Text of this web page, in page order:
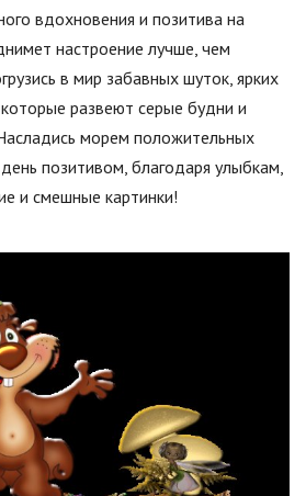
вдохновения и позитива на
настроение лучше, чем
в мир забавных шуток, ярких
развеют серые будни и
морем положительных
позитивом, благодаря улыбкам,
и смешные картинки!